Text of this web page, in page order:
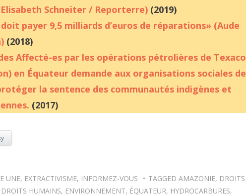
Schneiter / Reporterre)(2019)
payer 9,5 milliards d’euros de réparations» (Aude
(2018)
des Affecté-es par les opérations pétrolières de Texaco
en Équateur demande aux organisations sociales de
la sentence des communautés indigènes et
(2017)
UNE, EXTRACTIVISME, INFORMEZ-VOUS TAGGED AMAZONIE, DROITS
DROITS HUMAINS, ENVIRONNEMENT, ÉQUATEUR, HYDROCARBURES,